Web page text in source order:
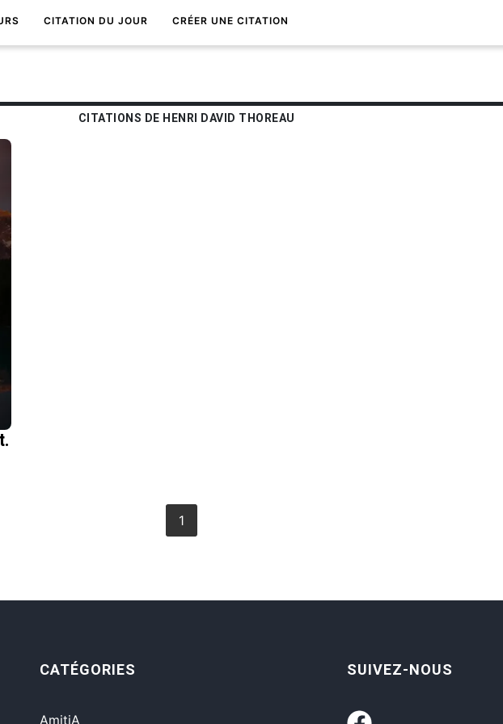
CITATION DU JOUR CRÉER UNE CITATION
CITATIONS DE HENRI DAVID THOREAU
1
CATÉGORIES
AmitiA
SUIVEZ-NOUS